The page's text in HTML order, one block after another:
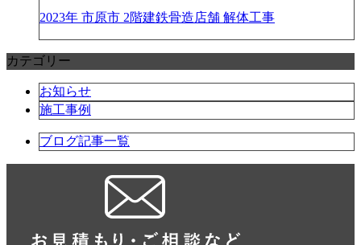
2023年 市原市 2階建鉄骨造店舗 解体工事
カテゴリー
お知らせ
施工事例
ブログ記事一覧